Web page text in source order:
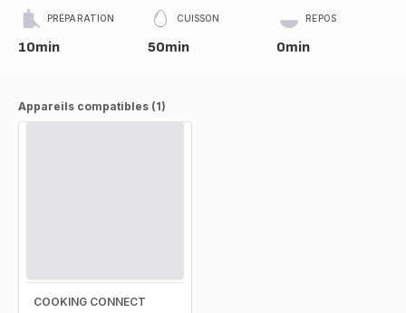
PRÉPARATION
10min
CUISSON
50min
REPOS
0min
Appareils compatibles (1)
COOKING CONNECT